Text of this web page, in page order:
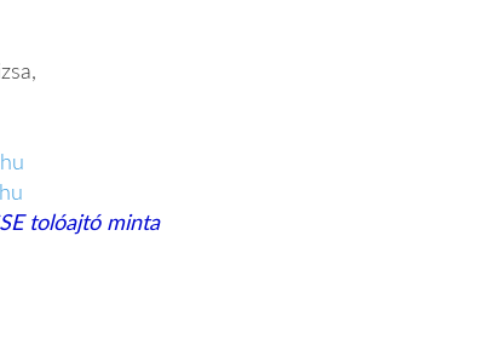
tolóajtó minta